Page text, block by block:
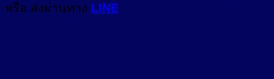
หรือ ส่งผ่านทาง LINE